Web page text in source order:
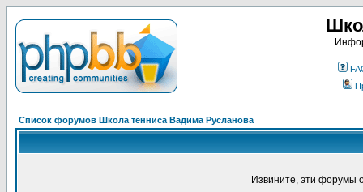
Список форумов Школа тенниса Вадима Русланова
Извините, эти форумы